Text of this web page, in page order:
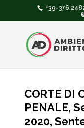
+39-
CORTE DI
PENALE,
2020,